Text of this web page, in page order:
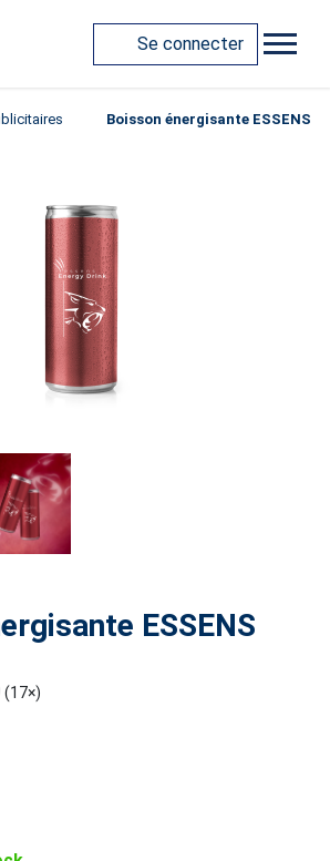
Se connecter
Boisson énergisante ESSENS
ESSENS
(17×)